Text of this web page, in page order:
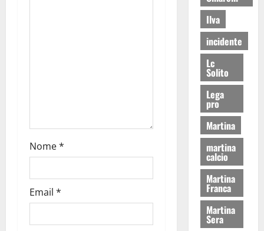
Nome*
Email *
Ilva
incidente
Lc
Solito
Lega
pro
Martina
martina
calcio
Martina
Franca
Martina
Sera